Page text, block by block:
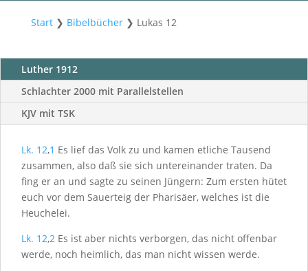
Start❯ Bibelbücher❯ Lukas 12
Luther 1912
Schlachter 2000 mit Parallelstellen
KJV mit TSK
Lk. 12,1 Es lief das Volk zu und kamen etliche Tausend
zusammen, also daß sie sich untereinander traten. Da
fing er an und sagte zu seinen Jüngern: Zum ersten hütet
euch vor dem Sauerteig der Pharisäer, welches ist die
Heuchelei.
Lk. 12,2 Es ist aber nichts verborgen, das nicht offenbar
werde, noch heimlich, das man nicht wissen werde.